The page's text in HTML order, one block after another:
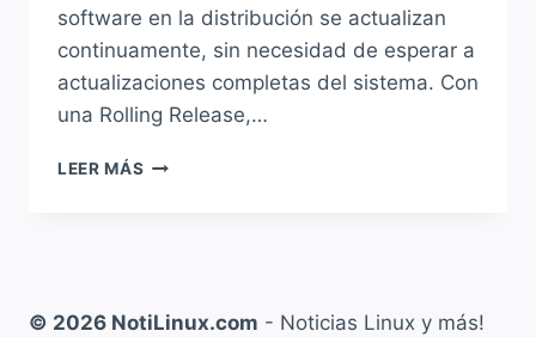
software en la distribución se actualizan
continuamente, sin necesidad de esperar a
actualizaciones completas del sistema. Con
una Rolling Release,…
LEER MÁS DEFINICIONES
ROLLING
© 2026 NotiLinux.com - Noticias Linux y más!